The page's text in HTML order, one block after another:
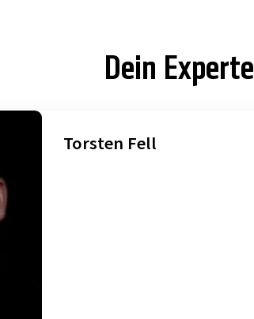
Dein Experte
Torsten Fell